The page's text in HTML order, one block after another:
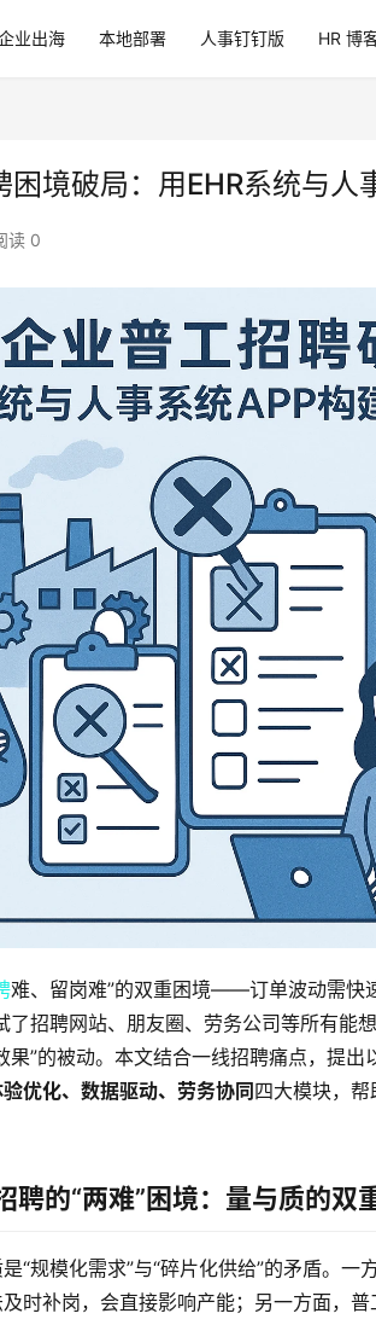
业出海 本地部署 人事钉钉版 HR 博
困境破局：用EHR系统与人
读 0
难、留岗难”的双重困境——订单波动需快
招聘网站、朋友圈、劳务公司等所有能
果”的被动。本文结合一线招聘痛点，提
优化、数据驱动、劳务协同四大模块，帮
聘的“两难”困境：量与质的双
“规模化需求”与“碎片化供给”的矛盾。
时补岗，会直接影响产能；另一方面，